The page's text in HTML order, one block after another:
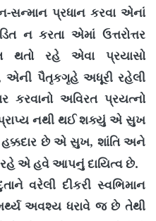
-સન્માન પ્રધાન કરવા એનાં
ન કરતા એમાં ઉત્તરોત્તર
થતો રહે એવા પ્રયાસો
એની પૈતૃકગૃહે અધૂરી રહેલી
કરવાનો અવિરત પ્રયત્નો
નથી થઈ શક્યું એ સુખ
છે એ સુખ, શાંતિ અને
એ હવે આપનું દાયિત્વ છે.
વરેલી દીકરી સ્વભિમાન
અવશ્ય ધરાવે જ છે તેથી